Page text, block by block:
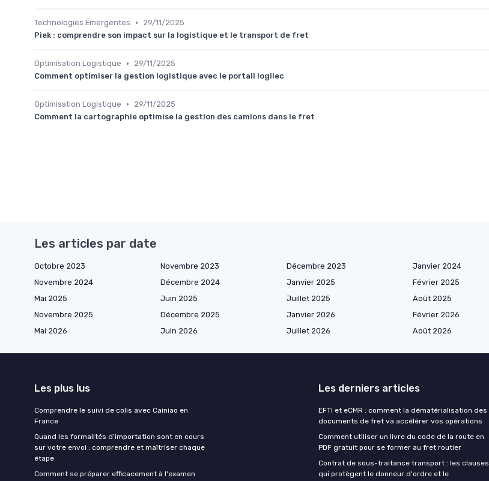
Technologies Émergentes •
29/11/2025
Piek : comprendre son impact sur la logistique et le transport de fret
Optimisation Logistique •
29/11/2025
Comment optimiser la gestion logistique avec le portail logilec
Optimisation Logistique •
29/11/2025
Comment la cartographie optimise la gestion des camions dans le fret
Les articles par date
Octobre 2023 Novembre 2023 Décembre 2023 Janvier 2024
Novembre 2024
Décembre 2024 Janvier 2025 Février 2025
Mai 2025
Juin 2025 Juillet 2025 Août 2025
Novembre 2025
Décembre 2025 Janvier 2026 Février 2026
Mai 2026
Juin 2026 Juillet 2026 Août 2026
Les plus lus
Comprendre le suivi de colis avec Cainiao en
France
Quand les formalités d’importation sont en cours
sur votre envoi : comprendre et maîtriser chaque
étape
Comment se préparer efficacement à l'examen
Les derniers articles
EFTI et eCMR : comment la dématérialisation des
documents de fret va accélérer vos opérations
Comment utiliser un livre du code de la route en
PDF gratuit pour se former au fret routier
Contrat de sous-traitance transport : les clauses
qui protègent le donneur d'ordre et le